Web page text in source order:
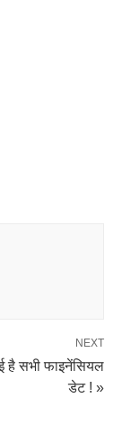
NEXT
है सभी फाइनेंसियल
डेट ! »